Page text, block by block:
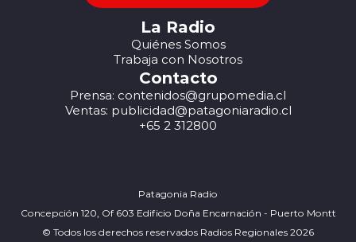
La Radio
Quiénes Somos
Trabaja con Nosotros
Contacto
Prensa: contenidos@grupomedia.cl
Ventas: publicidad@patagoniaradio.cl
+65 2 312800
Patagonia Radio
Concepción 120, Of 603 Edificio Doña Encarnación - Puerto Montt
© Todos los derechos reservados Radios Regionales 2026